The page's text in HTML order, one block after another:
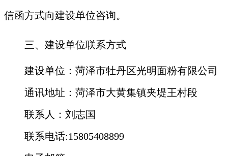
信函方式向建设单位咨询。
三、建设单位联系方式
建设单位：菏泽市牡丹区光明面粉有限公司
通讯地址：菏泽市大黄集镇夹堤王村段
联系人 ：刘志国
联系电话:15805408899